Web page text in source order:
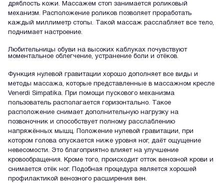
дряблость кожи. Массажем стоп занимается роликовый
механизм. Расположение роликов позволяет проработать
каждый миллиметр стопы. Такой массаж расслабляет все тело,
поднимает настроение.
Любительницы обуви на высоких каблуках почувствуют
моментальное облегчение, устранение боли и отёков.
Функция нулевой гравитации хорошо дополняет все виды и
методы массажа, которые представленные в массажном кресле
Venerdi Simpatika. При помощи пускового механизма
пользователь располагается горизонтально. Такое
расположение снимает дополнительную нагрузку на
позвоночник и способствует полному расслаблению
напряжённых мышц. Положение нулевой гравитации, при
котором голова опускается ниже уровня ног, даёт ощущение
невесомости. Это благоприятно влияет на улучшение
кровообращения. Кроме того, происходит отток венозной крови и
снимается отёк ног. Подобная процедура является хорошей
профилактикой венозного расширения вен.